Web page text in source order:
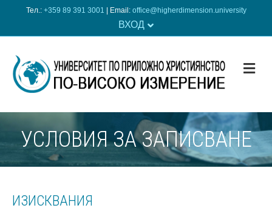
Тел.: +359 89 391 3001 | Еmail: office@higherdimension.university
ВХОД
УСЛОВИЯ ЗА ЗАПИСВАНЕ
ИЗИСКВАНИЯ